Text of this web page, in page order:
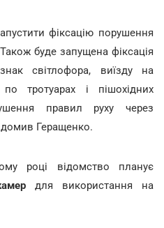
фіксацію порушення
буде запущена фіксація
світлофора, виїзду на
по тротуарах і пішохідних
правил руху через
Геращенко.
році відомство планує
для використання на